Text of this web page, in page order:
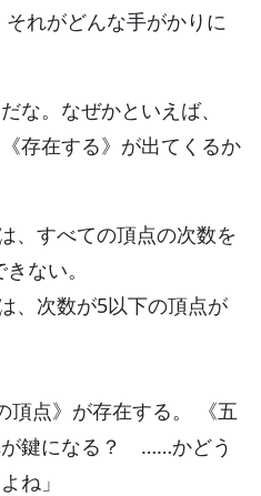
れがどんな手がかりに
な。なぜかといえば、
存在する》が出てくるか
、すべての頂点の次数を
ない。
、次数が5以下の頂点が
頂点》が存在する。 《五
が鍵になる？ ……かどう
ね」